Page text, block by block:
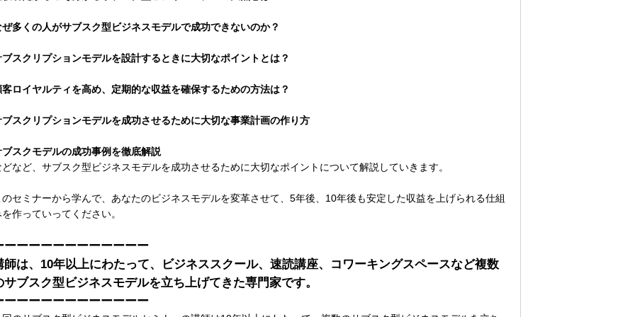
ぜ多くの人がサブスク型ビジネスモデルで成功できないのか？
ブスクリプションモデルを設計するときに大切なポイントとは？
客ロイヤルティを高め、定期的な収益を確保するための方法は？
ブスクリプションモデルを成功させるために大切な事業計画の作り方
ブスクモデルの成功事例を徹底解説
どなど、サブスク型ビジネスモデルを成功させるために大切なポイントについて解説していきます。
のセミナーから学んで、あなたのビジネスモデルを変革させて、5年後、10年後も安定した収益を上げられる仕組
作っていってください。
ーーーーーーーーーーーー
師は、10年以上にわたって、ビジネススクール、速読講座、コワーキングスペースなど複数
サブスク型ビジネスモデルを立ち上げてきた専門家です。
ーーーーーーーーーーーー